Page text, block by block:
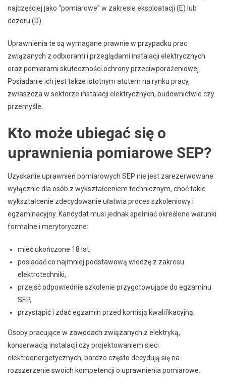
najczęściej jako “pomiarowe” w zakresie eksploatacji (E) lub
dozoru (D).
Uprawnienia te są wymagane prawnie w przypadku prac
związanych z odbiorami i przeglądami instalacji elektrycznych
oraz pomiarami skuteczności ochrony przeciwporażeniowej.
Posiadanie ich jest także istotnym atutem na rynku pracy,
zwłaszcza w sektorze instalacji elektrycznych, budownictwie czy
przemyśle.
Kto może ubiegać się o
uprawnienia pomiarowe SEP?
Uzyskanie uprawnień pomiarowych SEP nie jest zarezerwowane
wyłącznie dla osób z wykształceniem technicznym, choć takie
wykształcenie zdecydowanie ułatwia proces szkoleniowy i
egzaminacyjny. Kandydat musi jednak spełniać określone warunki
formalne i merytoryczne:
mieć ukończone 18 lat,
posiadać co najmniej podstawową wiedzę z zakresu
elektrotechniki,
przejść odpowiednie szkolenie przygotowujące do egzaminu
SEP,
przystąpić i zdać egzamin przed komisją kwalifikacyjną.
Osoby pracujące w zawodach związanych z elektryką,
konserwacją instalacji czy projektowaniem sieci
elektroenergetycznych, bardzo często decydują się na
rozszerzenie swoich kompetencji o uprawnienia pomiarowe.